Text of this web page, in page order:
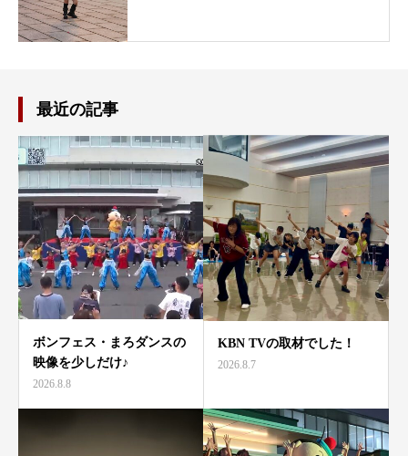
最近の記事
ボンフェス・まろダンスの
映像を少しだけ♪
2026.8.8
KBN TVの取材でした！
2026.8.7